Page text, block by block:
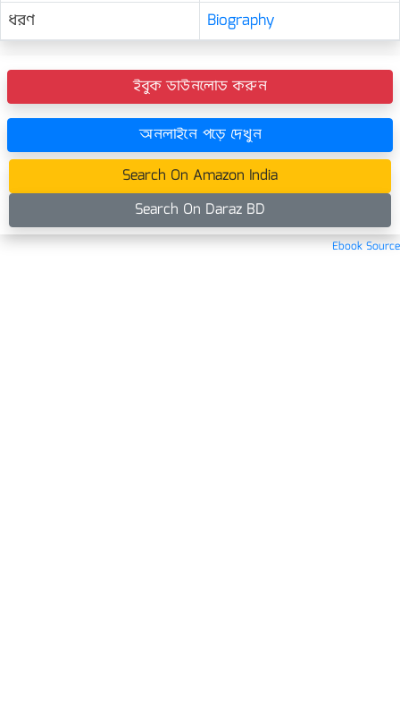
ধরণ
Biography
ইবুক ডাউনলোড করুন
অনলাইনে পড়ে দেখুন
Search On Amazon India
Search On Daraz BD
Ebook Source